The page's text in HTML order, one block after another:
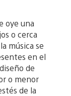
oye una
o cerca
música se
en el
de
o menor
de la